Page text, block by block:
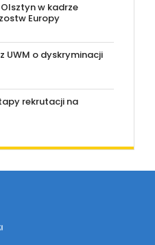
Olsztyn w kadrze
Europy
UWM o dyskryminacji
rekrutacji na